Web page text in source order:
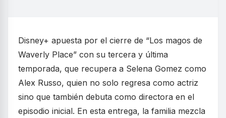
Disney+ apuesta por el cierre de “Los magos de
Waverly Place” con su tercera y última
temporada, que recupera a Selena Gomez como
Alex Russo, quien no solo regresa como actriz
sino que también debuta como directora en el
episodio inicial. En esta entrega, la familia mezcla